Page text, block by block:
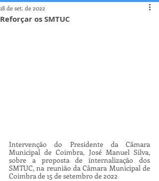
Reforçar os SMTUC
18 de set. de 2022
Intervenção do Presidente da Câmara
Municipal de Coimbra, José Manuel Silva,
sobre a proposta de internalização dos
SMTUC, na reunião da Câmara Municipal de
Coimbra de 15 de setembro de 2022